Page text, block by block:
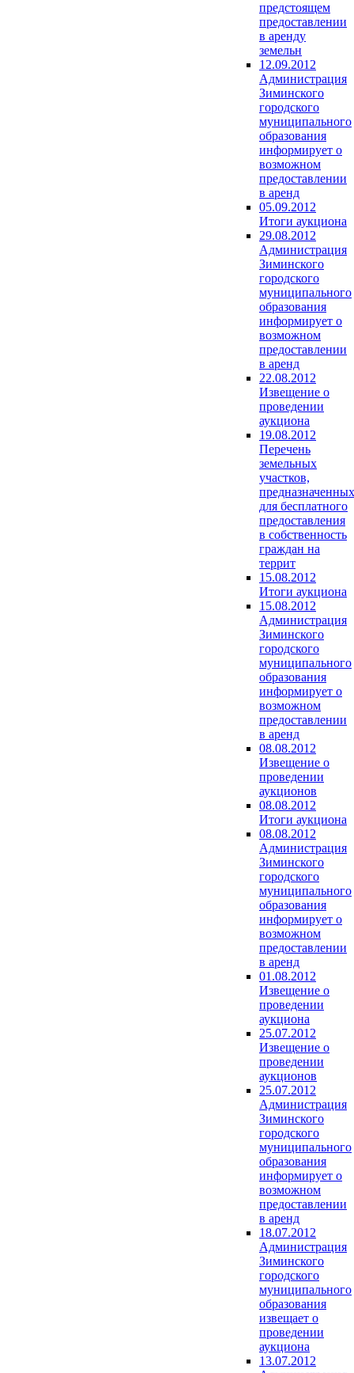
предстоящем
предоставлении
в аренду
земельн
12.09.2012
Администрация
Зиминского
городского
муниципального
образования
информирует о
возможном
предоставлении
в аренд
05.09.2012
Итоги аукциона
29.08.2012
Администрация
Зиминского
городского
муниципального
образования
информирует о
возможном
предоставлении
в аренд
22.08.2012
Извещение о
проведении
аукциона
19.08.2012
Перечень
земельных
участков,
предназначенных
для бесплатного
предоставления
в собственность
граждан на
террит
15.08.2012
Итоги аукциона
15.08.2012
Администрация
Зиминского
городского
муниципального
образования
информирует о
возможном
предоставлении
в аренд
08.08.2012
Извещение о
проведении
аукционов
08.08.2012
Итоги аукциона
08.08.2012
Администрация
Зиминского
городского
муниципального
образования
информирует о
возможном
предоставлении
в аренд
01.08.2012
Извещение о
проведении
аукциона
25.07.2012
Извещение о
проведении
аукционов
25.07.2012
Администрация
Зиминского
городского
муниципального
образования
информирует о
возможном
предоставлении
в аренд
18.07.2012
Администрация
Зиминского
городского
муниципального
образования
извещает о
проведении
аукциона
13.07.2012